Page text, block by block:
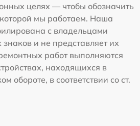
целях — чтобы обозначить
мы работаем. Наша
с владельцами
и не представляет их
работ выполняются
находящихся в
обороте, в соответствии со ст.